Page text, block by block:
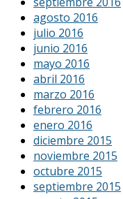
agosto 2016
julio 2016
junio 2016
mayo 2016
abril 2016
marzo 2016
febrero 2016
enero 2016
diciembre 2015
noviembre 2015
octubre 2015
septiembre 2015